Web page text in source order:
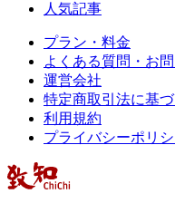
人気記事
プラン・料金
よくある質問・お
運営会社
特定商取引法に基
利用規約
プライバシーポリ